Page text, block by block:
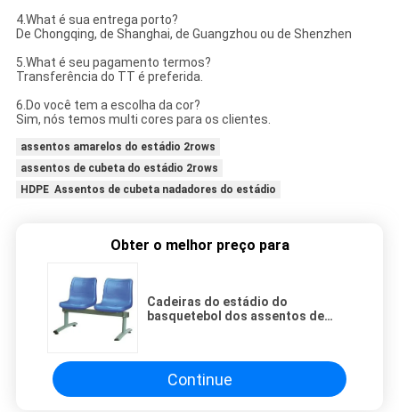
4.What é sua entrega porto?
De Chongqing, de Shanghai, de Guangzhou ou de Shenzhen
5.What é seu pagamento termos?
Transferência do TT é preferida.
6.Do você tem a escolha da cor?
Sim, nós temos multi cores para os clientes.
assentos amarelos do estádio 2rows
assentos de cubeta do estádio 2rows
HDPE Assentos de cubeta nadadores do estádio
Obter o melhor preço para
Cadeiras do estádio do
basquetebol dos assentos de
Continue